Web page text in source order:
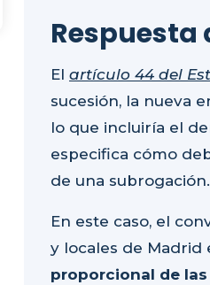
Respuesta
El artículo 44 del
sucesión, la nueva
lo que incluiría el
especifica cómo
de una subrogación.
En este caso, el
y locales de Madrid
proporcional de